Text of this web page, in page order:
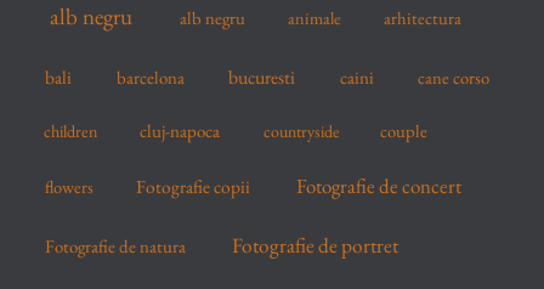
alb negru alb negru animale arhitectura
bali barcelona bucuresti caini cane corso
children cluj-napoca countryside couple
flowers Fotografie copii Fotografie de concert
Fotografie de natura Fotografie de portret